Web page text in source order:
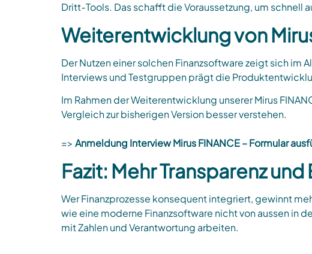
Dritt-Tools. Das schafft die Voraussetzung, um schnell
Weiterentwicklung von
Der Nutzen einer solchen Finanzsoftware zeigt sich
Interviews und Testgruppen prägt die
Im Rahmen der Weiterentwicklung unserer Mirus
Vergleich zur bisherigen Version besser verstehen.
=> Anmeldung Interview Mirus FINANCE – Formular
Fazit: Mehr Transparenz
Wer Finanzprozesse konsequent integriert, gewinnt
wie eine moderne Finanzsoftware nicht von aussen in
mit Zahlen und Verantwortung arbeiten.